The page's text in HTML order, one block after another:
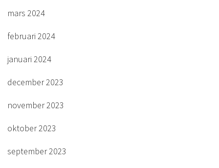
mars 2024
februari 2024
januari 2024
december 2023
november 2023
oktober 2023
september 2023